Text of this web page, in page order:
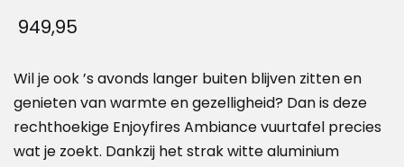
949,95
Wil je ook ’s avonds langer buiten blijven zitten en
genieten van warmte en gezelligheid? Dan is deze
rechthoekige Enjoyfires Ambiance vuurtafel precies
wat je zoekt. Dankzij het strak witte aluminium